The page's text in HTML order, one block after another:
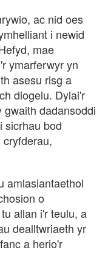
ac nid oes
i newid
mae
ymarferwyr yn
asesu risg a
diogelu. Dylai'r
dadansoddi
sicrhau bod
amlasiantaethol
o
allan i'r teulu, a
dealltwriaeth yr
a herio'r